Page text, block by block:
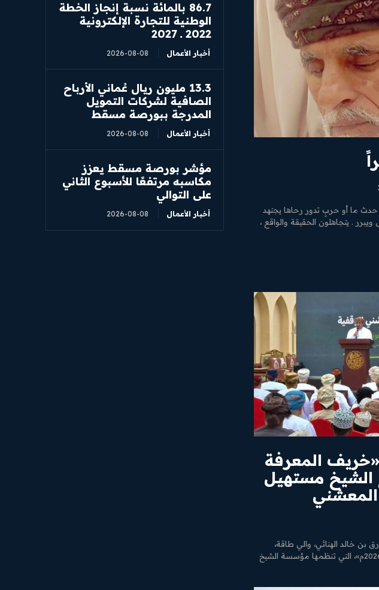
حدث ما أو حربٍ تدور رحاها يجتهد
. يتجاهلون الحقيقة والواقع ،
«خريف المعرفة
الشيخ مستهيل
بن خالد الهنائي، والي طاقة،
افتُتحت فعاليات «خريف المعرفة 2026م»، التي تنظمها مؤسسة الشيخ
86.7 بالمائة نسبة إنجاز الخطة
الوطنية للتجارة الإلكترونية
2022 ــ 2027
أخبار الأعمال 2026-08-08
13.3 مليون ريال عُماني الأرباح
الصافية لشركات التمويل
المدرجة ببورصة مسقط
أخبار الأعمال 2026-08-08
مؤشر بورصة مسقط يعزز
مكاسبه مرتفعًا للأسبوع الثاني
على التوالي
أخبار الأعمال 2026-08-08